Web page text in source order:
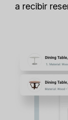
a recibir